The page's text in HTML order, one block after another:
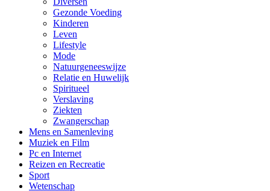
Gezonde Voeding
Kinderen
Leven
Lifestyle
Mode
Natuurgeneeswijze
Relatie en Huwelijk
Spiritueel
Verslaving
Ziekten
Zwangerschap
Mens en Samenleving
Muziek en Film
Pc en Internet
Reizen en Recreatie
Sport
Wetenschap